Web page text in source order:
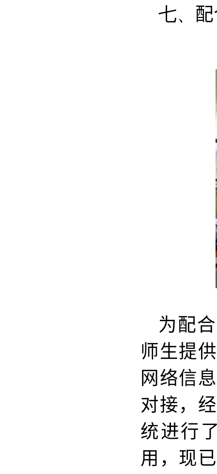
七、
为配
师生提
网络信
对接，
统进行
用，现